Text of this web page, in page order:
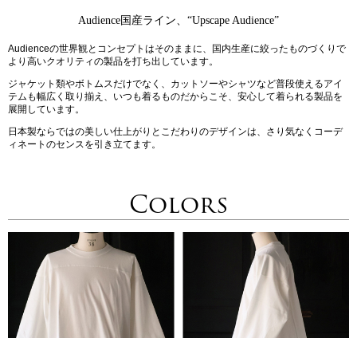
Audience国産ライン、“Upscape Audience”
Audienceの世界観とコンセプトはそのままに、国内生産に絞ったものづくりで
より高いクオリティの製品を打ち出しています。
ジャケット類やボトムスだけでなく、カットソーやシャツなど普段使えるアイ
テムも幅広く取り揃え、いつも着るものだからこそ、安心して着られる製品を
展開しています。
日本製ならではの美しい仕上がりとこだわりのデザインは、さり気なくコーデ
ィネートのセンスを引き立てます。
Colors